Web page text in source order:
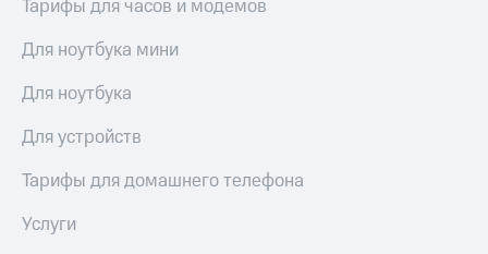
Тарифы для часов и модемов
Для ноутбука мини
Для ноутбука
Для устройств
Тарифы для домашнего телефона
Услуги